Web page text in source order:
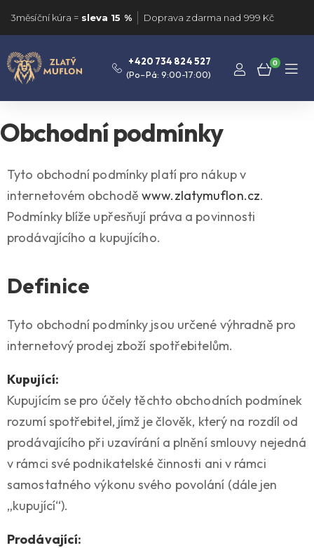
3měsíční kúra = sleva 15 % Doprava zdarma nad 999 Kč
+420 734 824 527
(Po–Pá: 9:00-17:00)
0
Obchodní podmínky
Tyto obchodní podmínky platí pro nákup v
internetovém obchoděwww.zlatymuflon.cz.
Podmínky blíže upřesňují práva a povinnosti
prodávajícího a kupujícího.
Definice
Tyto obchodní podmínky jsou určené výhradně pro
internetový prodej zboží spotřebitelům.
Kupující:
Kupujícím se pro účely těchto obchodních podmínek
rozumí spotřebitel, jímž je člověk, který na rozdíl od
prodávajícího při uzavírání a plnění smlouvy nejedná
v rámci své podnikatelské činnosti ani v rámci
samostatného výkonu svého povolání (dále jen
„kupující“).
Prodávající: